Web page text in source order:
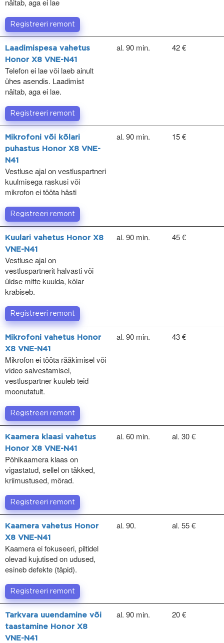
näitab, aga ei lae
Registreeri remont
Laadimispesa vahetus
Honor X8 VNE-N41
Telefon ei lae või laeb ainult
ühes asendis. Laadimist
näitab, aga ei lae.
al. 90 min. 42 €
Registreeri remont
Mikrofoni või kõlari
puhastus Honor X8 VNE-
N41
Vestluse ajal on vestluspartneri
kuulmisega raskusi või
mikrofon ei tööta hästi
al. 90 min. 15 €
Registreeri remont
Kuulari vahetus Honor X8
VNE-N41
Vestluse ajal on
vestluspartnerit halvasti või
üldse mitte kuulda, kõlar
krabiseb.
al. 90 min. 45 €
Registreeri remont
Mikrofoni vahetus Honor
X8 VNE-N41
Mikrofon ei tööta rääkimisel või
video salvestamisel,
vestluspartner kuuleb teid
moonutatult.
al. 90 min. 43 €
Registreeri remont
Kaamera klaasi vahetus
Honor X8 VNE-N41
Põhikaamera klaas on
vigastatud, sellel on täkked,
kriimustused, mõrad.
al. 60 min. al. 30 €
Registreeri remont
Kaamera vahetus Honor
X8 VNE-N41
Kaamera ei fokuseeri, piltidel
olevad kujutised on udused,
esineb defekte (täpid).
al. 90. al. 55 €
Registreeri remont
Tarkvara uuendamine või
taastamine Honor X8
VNE-N41
al. 90 min. 20 €